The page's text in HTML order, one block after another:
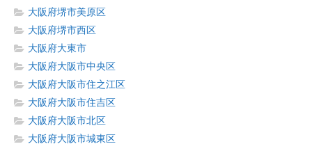
大阪府堺市美原区
大阪府堺市西区
大阪府大東市
大阪府大阪市中央区
大阪府大阪市住之江区
大阪府大阪市住吉区
大阪府大阪市北区
大阪府大阪市城東区